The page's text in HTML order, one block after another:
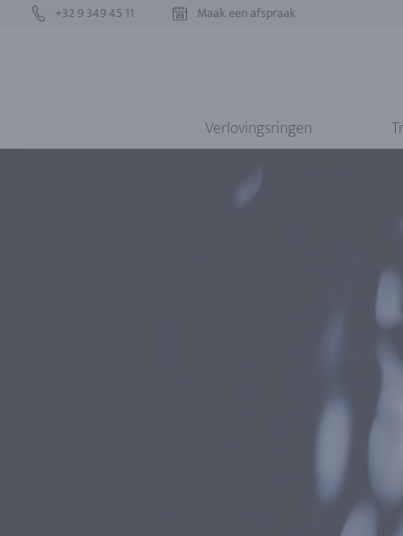
+32 9 349 45 11 Maak een afspraak
Verlovingsringen